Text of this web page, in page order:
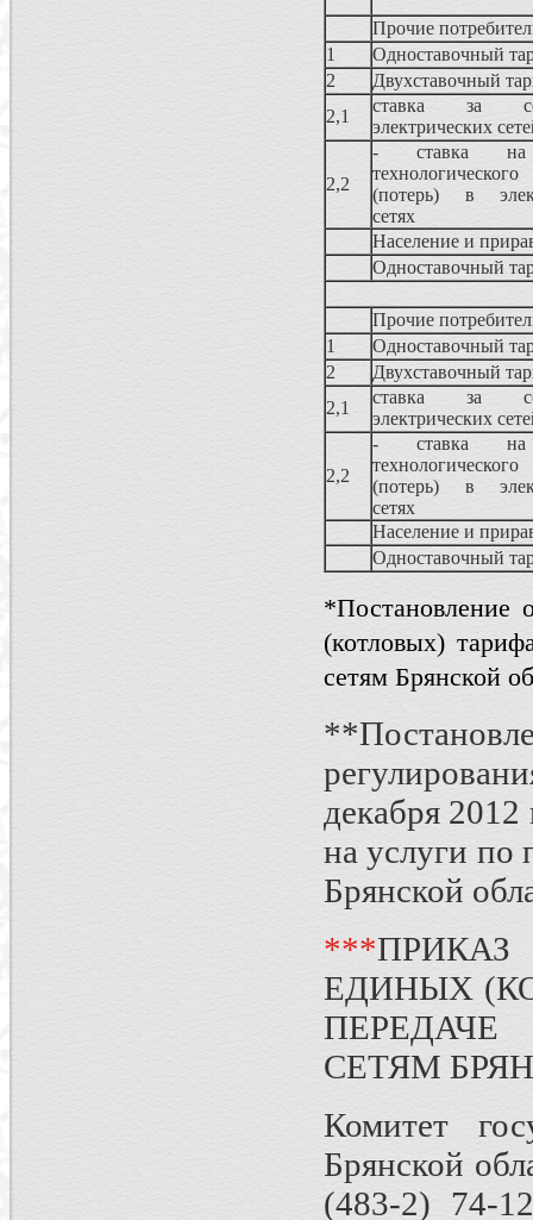
Прочие
1
Одноставочный
2
Двухставочный
2,1
ставка за
электрических
2,2
- ставка на
(потерь) в
сетях
Население и
Одноставочный
Прочие
1
Одноставочный
2
Двухставочный
2,1
ставка за
электрических
2,2
- ставка на
(потерь) в
сетях
Население и
Одноставочный
(котловых)
сетям Брянской
декабря
на услуги по
Брянской
***
ЕДИНЫХ
СЕТЯМ
Комитет
Брянской
(483-2) 74-